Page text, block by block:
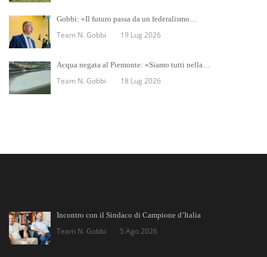
Gobbi: «Il futuro passa da un federalismo…
Team N. Gobbi 19 Lug 2026
Acqua negata al Piemonte: «Siamo tutti nella…
Team N. Gobbi 18 Lug 2026
Incontro con il Sindaco di Campione d’Italia
Team N. Gobbi 5 Ago 2026